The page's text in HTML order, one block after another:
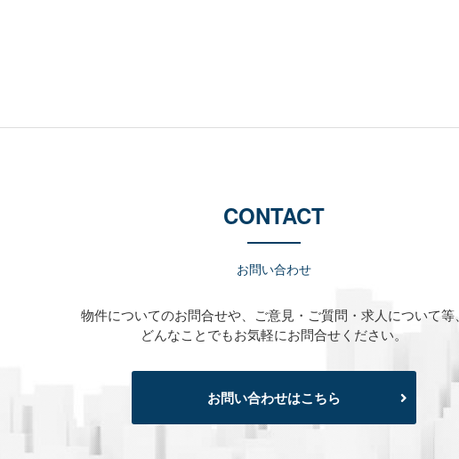
CONTACT
お問い合わせ
物件についてのお問合せや、
ご意見・ご質問・求人について等、
どんなことでもお気軽にお問合せください。
お問い合わせはこちら